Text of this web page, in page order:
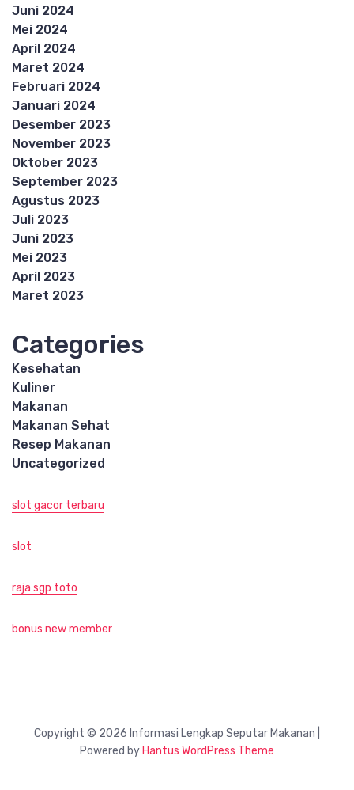
Juni 2024
Mei 2024
April 2024
Maret 2024
Februari 2024
Januari 2024
Desember 2023
November 2023
Oktober 2023
September 2023
Agustus 2023
Juli 2023
Juni 2023
Mei 2023
April 2023
Maret 2023
Categories
Kesehatan
Kuliner
Makanan
Makanan Sehat
Resep Makanan
Uncategorized
slot gacor terbaru
slot
raja sgp toto
bonus new member
Copyright © 2026 Informasi Lengkap Seputar Makanan |
Powered by Hantus WordPress Theme